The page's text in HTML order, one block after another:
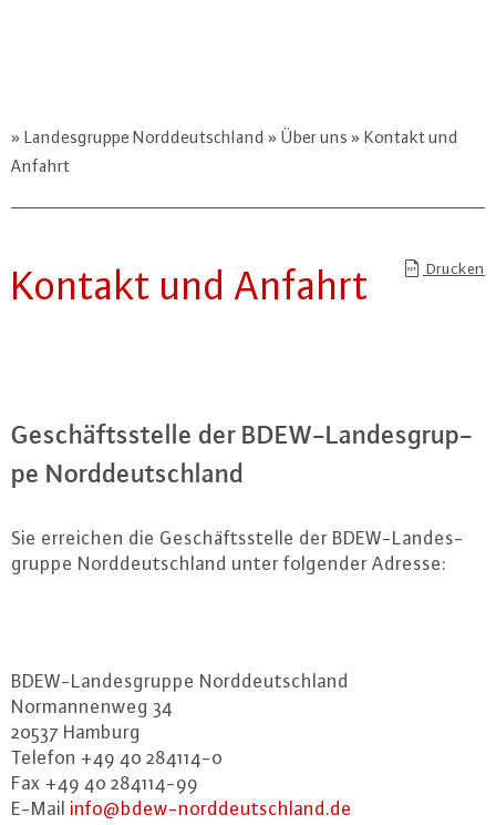
Landesgruppe Norddeutschland Über uns
Kontakt und
Anfahrt
Drucken
Kontakt und Anfahrt
Ge­schäfts­stel­le der BDEW-Lan­des­grup­
pe Nord­deutsch­land
Sie erreichen die Ge­schäfts­stel­le der BDEW-Lan­des­
grup­pe Nord­deutsch­land unter folgender Adresse:
BDEW-Lan­des­grup­pe Nord­deutsch­land
Nor­man­nen­weg 34
20537 Hamburg
Telefon +49 40 284114-0
Fax +49 40 284114-99
E-Mail info@​bdew-​norddeutschland.​de